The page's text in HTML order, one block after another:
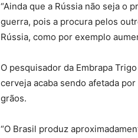
“Ainda que a Rússia não seja o
guerra, pois a procura pelos
Rússia, como por exemplo
O pesquisador da Embrapa
cerveja acaba sendo afetada
grãos.
“O Brasil produz